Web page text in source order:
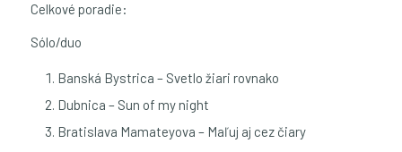
Celkové poradie:
Sólo/duo
Banská Bystrica – Svetlo žiari rovnako
Dubnica – Sun of my night
Bratislava Mamateyova – Maľuj aj cez čiary